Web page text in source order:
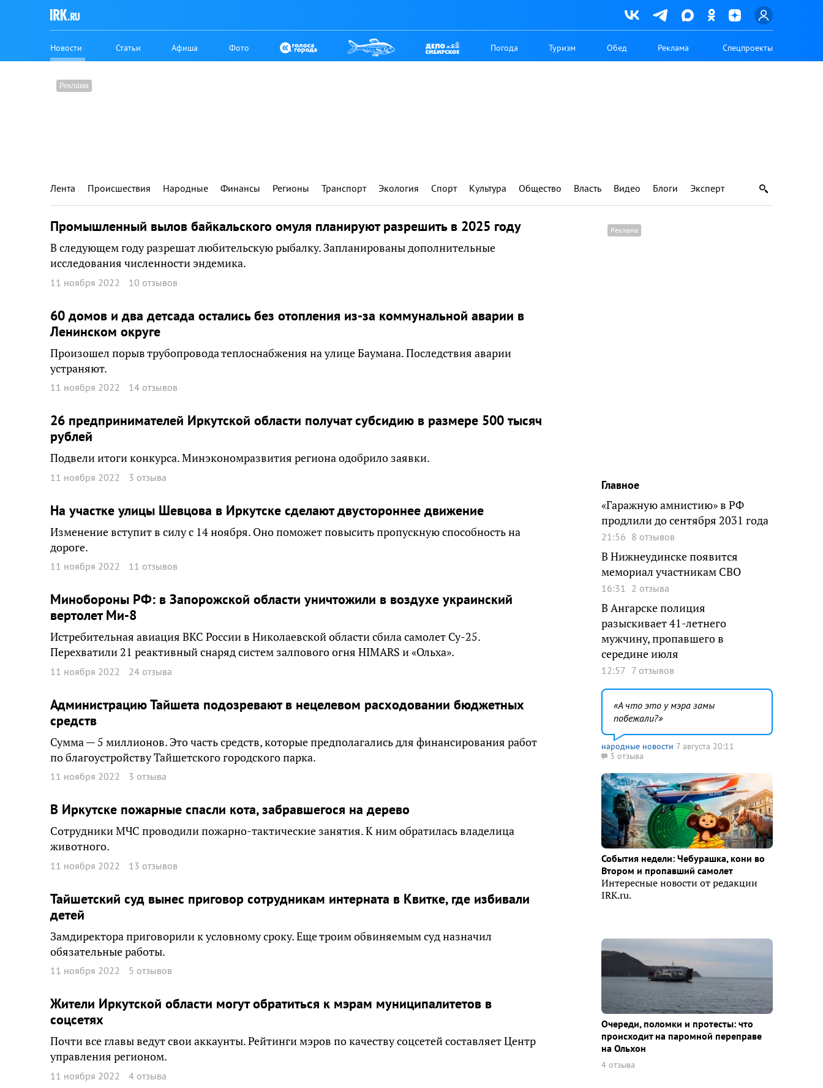
Новости Статьи Афиша Фото Погода Туризм Обед Реклама Спецпроекты
Лента Происшествия Народные Финансы Регионы Транспорт Экология Спорт Культура Общество Власть Видео Блоги Эксперт
Промышленный вылов байкальского омуля планируют разрешить в 2025 году
В следующем году разрешат любительскую рыбалку. Запланированы дополнительные
исследования численности эндемика.
11 ноября 2022 10 отзывов
60 домов и два детсада остались без отопления из-за коммунальной аварии в
Ленинском округе
Произошел порыв трубопровода теплоснабжения на улице Баумана. Последствия аварии
устраняют.
11 ноября 2022 14 отзывов
26 предпринимателей Иркутской области получат субсидию в размере 500 тысяч
рублей
Подвели итоги конкурса. Минэкономразвития региона одобрило заявки.
11 ноября 2022 3 отзыва
На участке улицы Шевцова в Иркутске сделают двустороннее движение
Изменение вступит в силу с 14 ноября. Оно поможет повысить пропускную способность на
дороге.
11 ноября 2022 11 отзывов
Минобороны РФ: в Запорожской области уничтожили в воздухе украинский
вертолет Ми-8
Истребительная авиация ВКС России в Николаевской области сбила самолет Су-25.
Перехватили 21 реактивный снаряд систем залпового огня HIMARS и «Ольха».
11 ноября 2022 24 отзыва
Администрацию Тайшета подозревают в нецелевом расходовании бюджетных
средств
Сумма — 5 миллионов. Это часть средств, которые предполагались для финансирования работ
по благоустройству Тайшетского городского парка.
11 ноября 2022 3 отзыва
В Иркутске пожарные спасли кота, забравшегося на дерево
Сотрудники МЧС проводили пожарно-тактические занятия. К ним обратилась владелица
животного.
11 ноября 2022 13 отзывов
Тайшетский суд вынес приговор сотрудникам интерната в Квитке, где избивали
детей
Замдиректора приговорили к условному сроку. Еще троим обвиняемым суд назначил
обязательные работы.
11 ноября 2022 5 отзывов
Жители Иркутской области могут обратиться к мэрам муниципалитетов в
соцсетях
Почти все главы ведут свои аккаунты. Рейтинги мэров по качеству соцсетей составляет Центр
управления регионом.
11 ноября 2022 4 отзыва
Главное
«Гаражную амнистию» в РФ
продлили до сентября 2031 года
21:56 8 отзывов
В Нижнеудинске появится
мемориал участникам СВО
16:31 2 отзыва
В Ангарске полиция
разыскивает 41-летнего
мужчину, пропавшего в
середине июля
12:57 7 отзывов
А что это у мэра замы
побежали?
народные новости 7 августа 20:11
3 отзыва
События недели: Чебурашка, кони во
Втором и пропавший самолет
Интересные новости от редакции
IRK.ru.
Очереди, поломки и протесты: что
происходит на паромной переправе
на Ольхон
4 отзыва